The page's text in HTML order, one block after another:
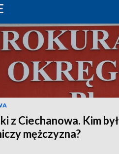
z Ciechanowa. Kim był
mężczyzna?